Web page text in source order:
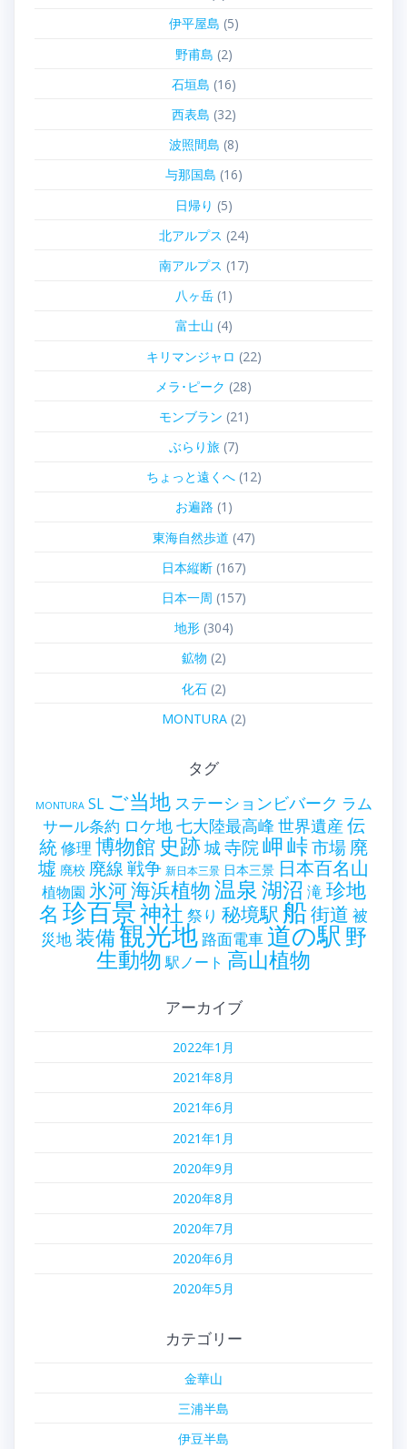
伊平屋島 (5)
野甫島 (2)
石垣島 (16)
西表島 (32)
波照間島 (8)
与那国島 (16)
日帰り (5)
北アルプス (24)
南アルプス (17)
八ヶ岳(1)
富士山 (4)
キリマンジャロ (22)
メラ･ピーク (28)
モンブラン (21)
ぶらり旅(7)
ちょっと遠くへ(12)
お遍路 (1)
東海自然歩道 (47)
日本縦断(167)
日本一周 (157)
地形(304)
鉱物 (2)
化石(2)
MONTURA(2)
タグ
MONTURA SL ご当地 ステーションビバーク ラム
サール条約 ロケ地七大陸最高峰 世界遺産 伝
統修理 博物館 史跡城寺院岬峠市場 廃
墟 廃校 廃線戦争 新日本三景 日本三景 日本百名山
植物園 氷河海浜植物温泉湖沼 滝珍地
名 珍百景神社 祭り 秘境駅 船街道 被
災地装備観光地 路面電車道の駅 野
生動物 駅ノート 高山植物
アーカイブ
2022年1月
2021年8月
2021年6月
2021年1月
2020年9月
2020年8月
2020年7月
2020年6月
2020年5月
カテゴリー
金華山
三浦半島
伊豆半島